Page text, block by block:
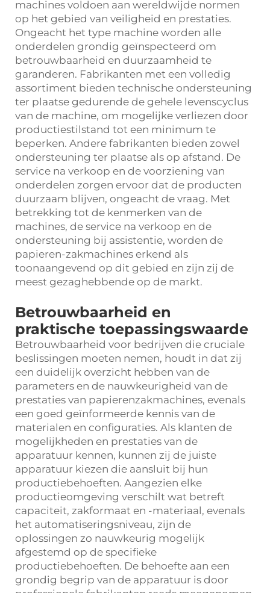
machines voldoen aan wereldwijde normen
op het gebied van veiligheid en prestaties.
Ongeacht het type machine worden alle
onderdelen grondig geïnspecteerd om
betrouwbaarheid en duurzaamheid te
garanderen. Fabrikanten met een volledig
assortiment bieden technische ondersteuning
ter plaatse gedurende de gehele levenscyclus
van de machine, om mogelijke verliezen door
productiestilstand tot een minimum te
beperken. Andere fabrikanten bieden zowel
ondersteuning ter plaatse als op afstand. De
service na verkoop en de voorziening van
onderdelen zorgen ervoor dat de producten
duurzaam blijven, ongeacht de vraag. Met
betrekking tot de kenmerken van de
machines, de service na verkoop en de
ondersteuning bij assistentie, worden de
papieren-zakmachines erkend als
toonaangevend op dit gebied en zijn zij de
meest gezaghebbende op de markt.
Betrouwbaarheid en
praktische toepassingswaarde
Betrouwbaarheid voor bedrijven die cruciale
beslissingen moeten nemen, houdt in dat zij
een duidelijk overzicht hebben van de
parameters en de nauwkeurigheid van de
prestaties van papierenzakmachines, evenals
een goed geïnformeerde kennis van de
materialen en configuraties. Als klanten de
mogelijkheden en prestaties van de
apparatuur kennen, kunnen zij de juiste
apparatuur kiezen die aansluit bij hun
productiebehoeften. Aangezien elke
productieomgeving verschilt wat betreft
capaciteit, zakformaat en -materiaal, evenals
het automatiseringsniveau, zijn de
oplossingen zo nauwkeurig mogelijk
afgestemd op de specifieke
productiebehoeften. De behoefte aan een
grondig begrip van de apparatuur is door